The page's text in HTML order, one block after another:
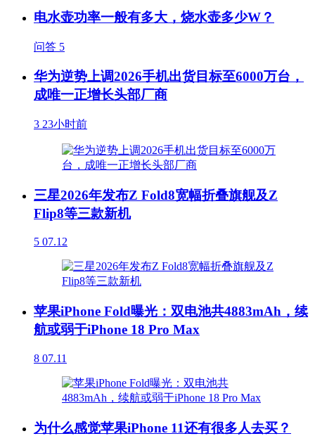
电水壶功率一般有多大，烧水壶多少W？
问答 5
华为逆势上调2026手机出货目标至6000万台，
成唯一正增长头部厂商
3 23小时前
三星2026年发布Z Fold8宽幅折叠旗舰及Z
Flip8等三款新机
5 07.12
苹果iPhone Fold曝光：双电池共4883mAh，续
航或弱于iPhone 18 Pro Max
8 07.11
为什么感觉苹果iPhone 11还有很多人去买？